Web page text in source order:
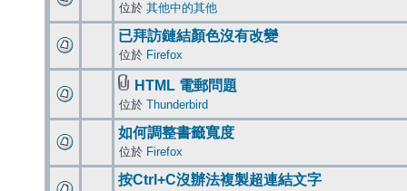
位於 其他中的其他
已拜訪鏈結顏色沒有改變
位於 Firefox
HTML 電郵問題
位於 Thunderbird
如何調整書籤寬度
位於 Firefox
按Ctrl+C沒辦法複製超連結文字